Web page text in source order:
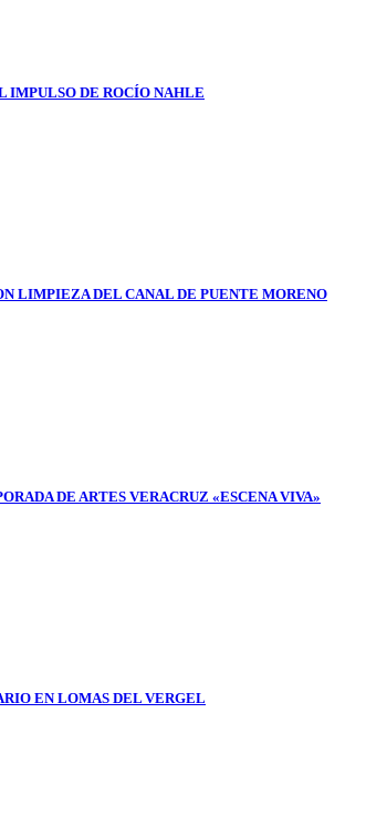
IMPULSO DE ROCÍO NAHLE
LIMPIEZA DEL CANAL DE PUENTE MORENO
DE ARTES VERACRUZ «ESCENA VIVA»
EN LOMAS DEL VERGEL